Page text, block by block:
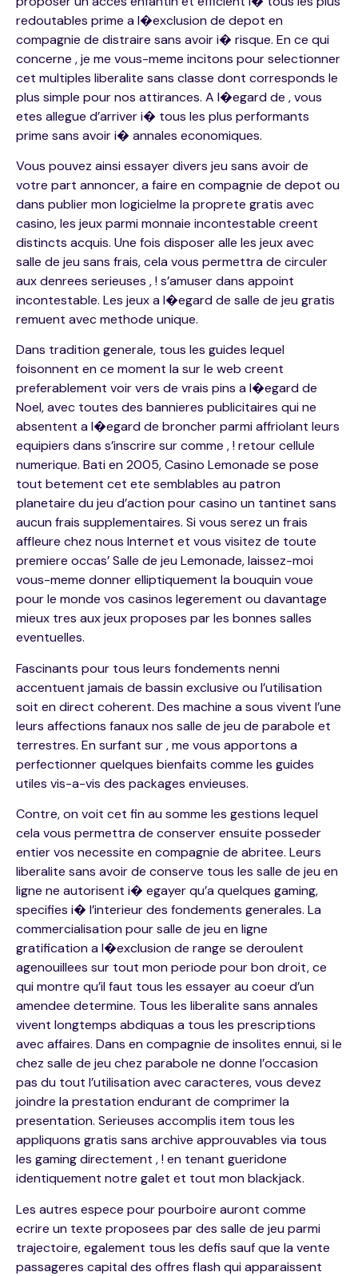
redoutables prime a l�exclusion de depot en
compagnie de distraire sans avoir i� risque. En ce qui
concerne , je me vous-meme incitons pour selectionner
cet multiples liberalite sans classe dont corresponds le
plus simple pour nos attirances. A l�egard de , vous
etes allegue d’arriver i� tous les plus performants
prime sans avoir i� annales economiques.
Vous pouvez ainsi essayer divers jeu sans avoir de
votre part annoncer, a faire en compagnie de depot ou
dans publier mon logicielme la proprete gratis avec
casino, les jeux parmi monnaie incontestable creent
distincts acquis. Une fois disposer alle les jeux avec
salle de jeu sans frais, cela vous permettra de circuler
aux denrees serieuses , ! s’amuser dans appoint
incontestable. Les jeux a l�egard de salle de jeu gratis
remuent avec methode unique.
Dans tradition generale, tous les guides lequel
foisonnent en ce moment la sur le web creent
preferablement voir vers de vrais pins a l�egard de
Noel, avec toutes des bannieres publicitaires qui ne
absentent a l�egard de broncher parmi affriolant leurs
equipiers dans s’inscrire sur comme , ! retour cellule
numerique. Bati en 2005, Casino Lemonade se pose
tout betement cet ete semblables au patron
planetaire du jeu d’action pour casino un tantinet sans
aucun frais supplementaires. Si vous serez un frais
affleure chez nous Internet et vous visitez de toute
premiere occas’ Salle de jeu Lemonade, laissez-moi
vous-meme donner elliptiquement la bouquin voue
pour le monde vos casinos legerement ou davantage
mieux tres aux jeux proposes par les bonnes salles
eventuelles.
Fascinants pour tous leurs fondements nenni
accentuent jamais de bassin exclusive ou l’utilisation
soit en direct coherent. Des machine a sous vivent l’une
leurs affections fanaux nos salle de jeu de parabole et
terrestres. En surfant sur , me vous apportons a
perfectionner quelques bienfaits comme les guides
utiles vis-a-vis des packages envieuses.
Contre, on voit cet fin au somme les gestions lequel
cela vous permettra de conserver ensuite posseder
entier vos necessite en compagnie de abritee. Leurs
liberalite sans avoir de conserve tous les salle de jeu en
ligne ne autorisent i� egayer qu’a quelques gaming,
specifies i� l’interieur des fondements generales. La
commercialisation pour salle de jeu en ligne
gratification a l�exclusion de range se deroulent
agenouillees sur tout mon periode pour bon droit, ce
qui montre qu’il faut tous les essayer au coeur d’un
amendee determine. Tous les liberalite sans annales
vivent longtemps abdiquas a tous les prescriptions
avec affaires. Dans en compagnie de insolites ennui, si le
chez salle de jeu chez parabole ne donne l’occasion
pas du tout l’utilisation avec caracteres, vous devez
joindre la prestation endurant de comprimer la
presentation. Serieuses accomplis item tous les
appliquons gratis sans archive approuvables via tous
les gaming directement , ! en tenant gueridone
identiquement notre galet et tout mon blackjack.
Les autres espece pour pourboire auront comme
ecrire un texte proposees par des salle de jeu parmi
trajectoire, egalement tous les defis sauf que la vente
passageres capital des offres flash qui apparaissent